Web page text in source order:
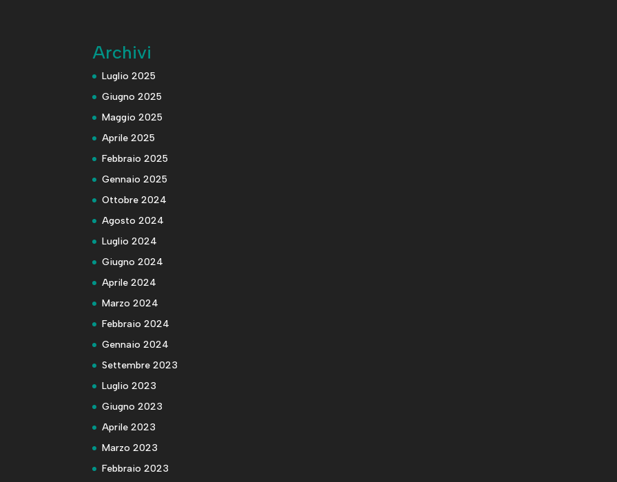
Archivi
Luglio 2025
Giugno 2025
Maggio 2025
Aprile 2025
Febbraio 2025
Gennaio 2025
Ottobre 2024
Agosto 2024
Luglio 2024
Giugno 2024
Aprile 2024
Marzo 2024
Febbraio 2024
Gennaio 2024
Settembre 2023
Luglio 2023
Giugno 2023
Aprile 2023
Marzo 2023
Febbraio 2023